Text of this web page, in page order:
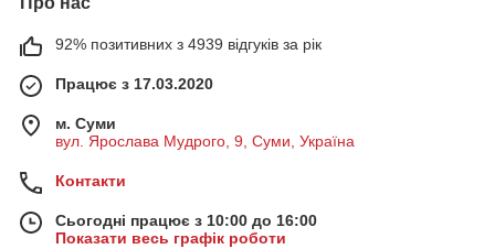
92% позитивних з 4939 відгуків за рік
Працює з 17.03.2020
м. Суми
вул. Ярослава Мудрого, 9, Суми, Україна
Контакти
Сьогодні працює з 10:00 до 16:00
Показати весь графік роботи